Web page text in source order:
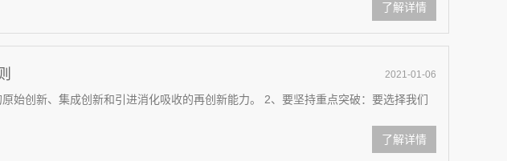
了解详情
2021-01-06
始创新、集成创新和引进消化吸收的再创新能力。 2、要坚持重点突破：要选择我们
了解详情